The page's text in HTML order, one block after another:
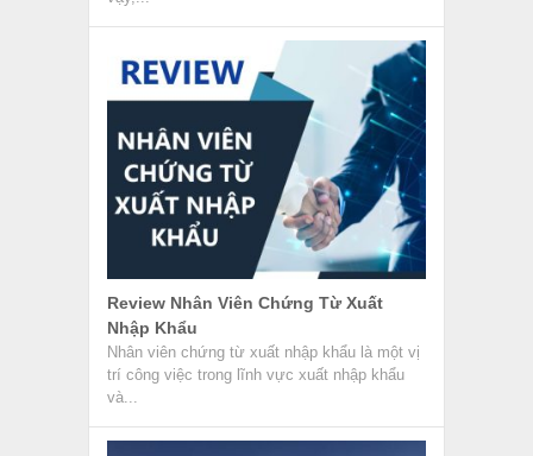
Kho Ngoại Quan Là Gì? Quy Trình Làm
Hàng Kho Ngoại Quan
Kho ngoại quan là loại hình kho được hải
quan giám sát và quản lý chặt chẽ, nơi hàng
hóa...